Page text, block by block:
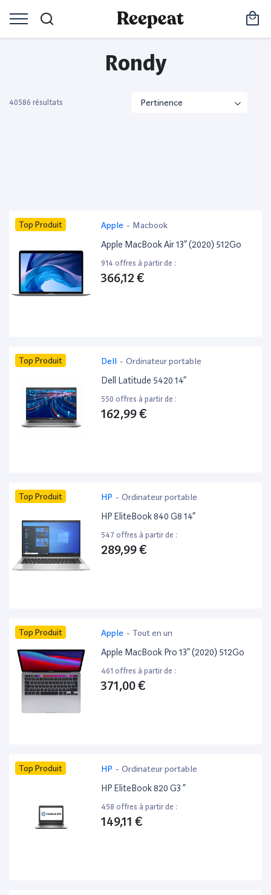
Rondy
40586 résultats
Top Produit Apple - Macbook
Apple MacBook Air 13” (2020) 512Go
914 offres à partir de :
366,12 €
Top Produit Dell - Ordinateur portable
Dell Latitude 5420 14”
550 offres à partir de :
162,99 €
Top Produit HP - Ordinateur portable
HP EliteBook 840 G8 14”
547 offres à partir de :
289,99 €
Top Produit Apple - Tout en un
Apple MacBook Pro 13” (2020) 512Go
461 offres à partir de :
371,00 €
Top Produit HP - Ordinateur portable
HP EliteBook 820 G3 ”
458 offres à partir de :
149,11 €